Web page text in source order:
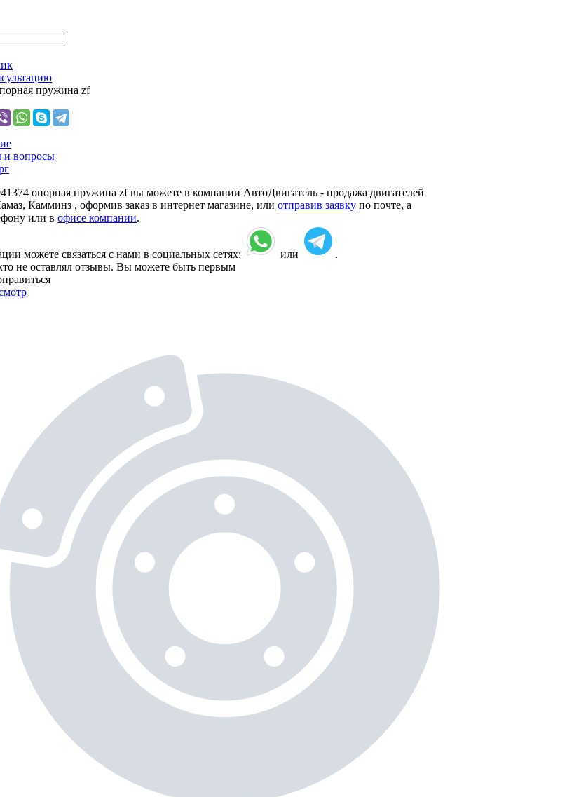
пружина zf
вопросы
опорная пружина zf вы можете в компании АвтоДвигатель - продажа двигателей
Камминз , оформив заказ в интернет магазине, или отправив заявку по почте, а
или в офисе компании.
можете связаться с нами в социальных сетях: или
.
не оставлял отзывы. Вы можете быть первым